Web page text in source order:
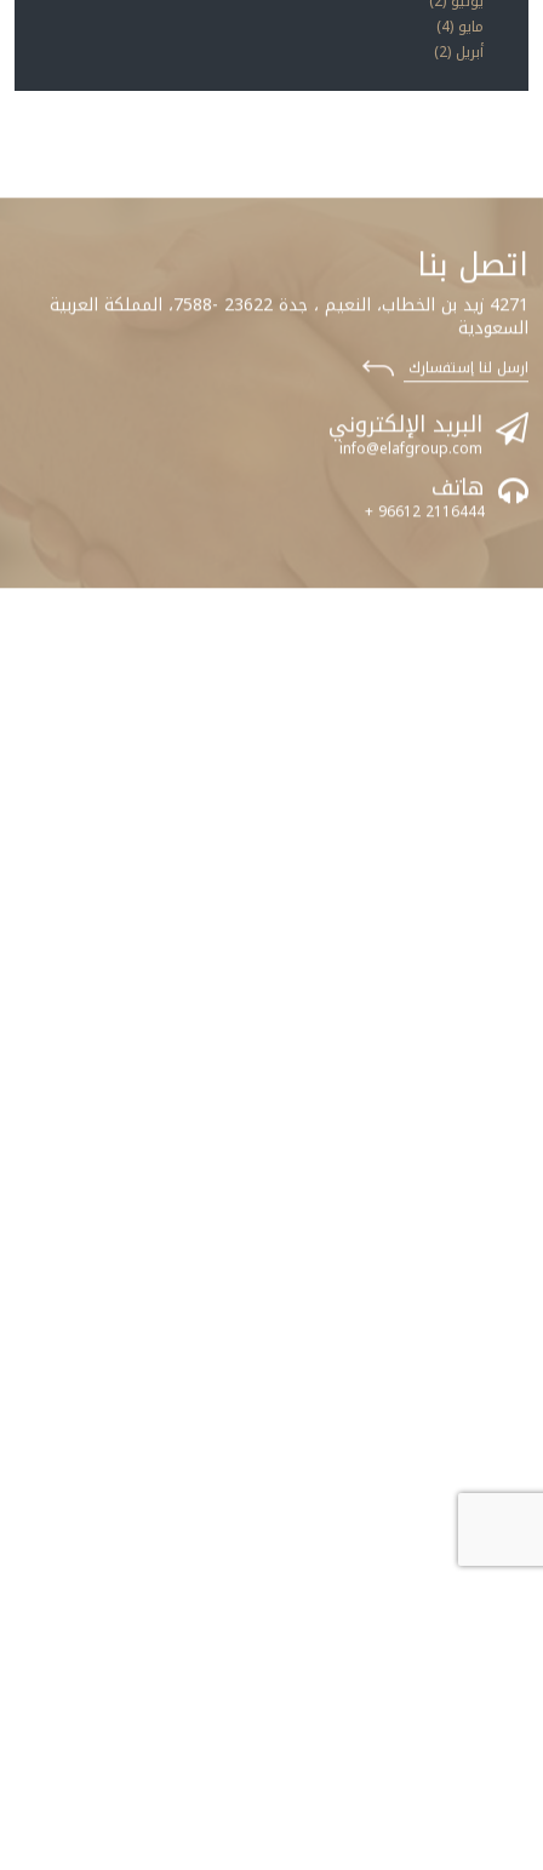
مايو (4)
أبريل (2)
اتصل بنا
4271 زيد بن الخطاب، النعيم ، جدة 23622 -7588، المملكة العربية
السعودية
ارسل لنا إستفسارك
البريد الإلكتروني
info@elafgroup.com
هاتف
+ 96612 2116444